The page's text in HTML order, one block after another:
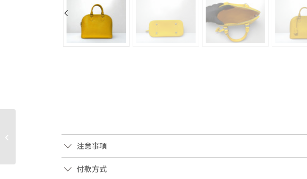
注意事項
付款方式
納帕小羊皮Baguette配
飾鏈WOC 8M0365 (桃